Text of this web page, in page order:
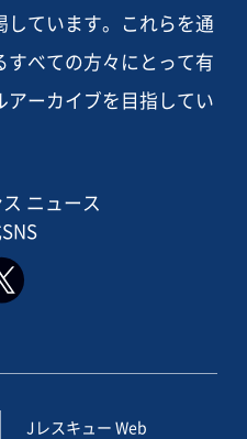
ています。これらを通
すべての方々にとって有
ーカイブを目指してい
ニュース
Jレスキュー Web